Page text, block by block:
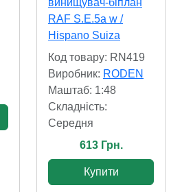
винищувач-біплан
RAF S.E.5a w /
Hispano Suiza
Код товару: RN419
Виробник: RODEN
Маштаб: 1:48
Складність:
Cередня
613 Грн.
Купити